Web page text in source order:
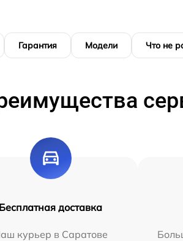
Гарантия Модели Что не
Бесплатная доставка
курьер в Саратове